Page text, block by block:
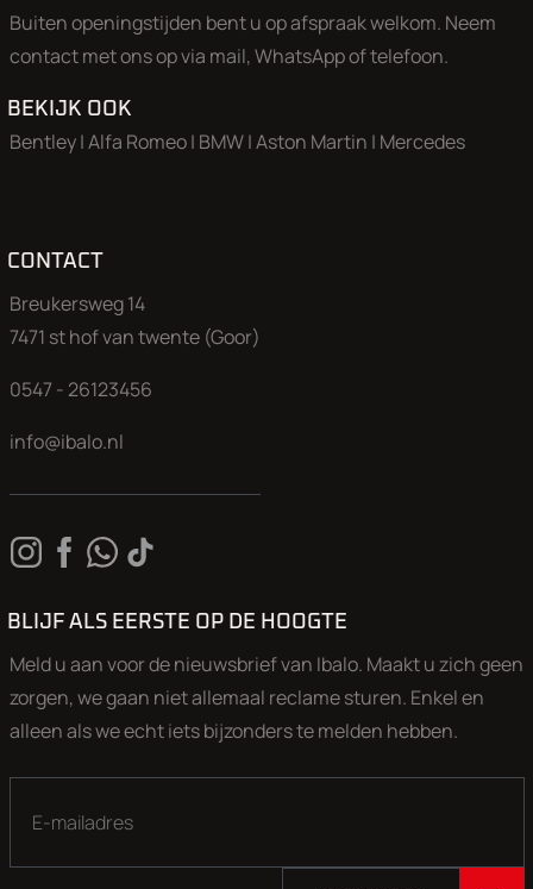
Buiten openingstijden bent u op afspraak welkom. Neem
contact met ons op via mail, WhatsApp of telefoon.
BEKIJK OOK
Bentley|Alfa Romeo| BMW|Aston Martin | Mercedes
CONTACT
Breukersweg 14
7471 st hof van twente (Goor)
0547 - 26123456
info@ibalo.nl
BLIJF ALS EERSTE OP DE HOOGTE
Meld u aan voor de nieuwsbrief van Ibalo. Maakt u zich geen
zorgen, we gaan niet allemaal reclame sturen. Enkel en
alleen als we echt iets bijzonders te melden hebben.